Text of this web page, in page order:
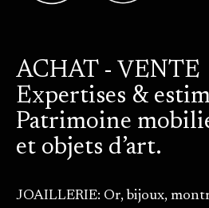
ACHAT - VENTE
Expertises &
Patrimoine
et objets d’art.
JOAILLERIE: Or, bijoux,